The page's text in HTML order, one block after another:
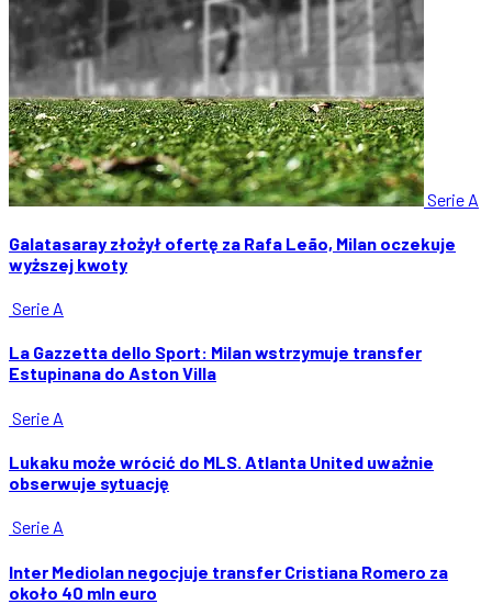
Serie A
Galatasaray złożył ofertę za Rafa Leão, Milan oczekuje
wyższej kwoty
Serie A
La Gazzetta dello Sport: Milan wstrzymuje transfer
Estupinana do Aston Villa
Serie A
Lukaku może wrócić do MLS. Atlanta United uważnie
obserwuje sytuację
Serie A
Inter Mediolan negocjuje transfer Cristiana Romero za
około 40 mln euro